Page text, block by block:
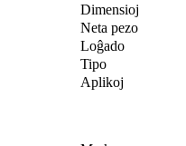
Dimensioj
Neta pezo
Loĝado
Tipo
Aplikoj